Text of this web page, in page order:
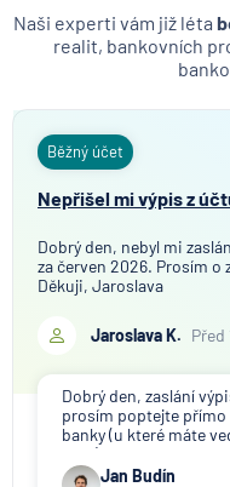
Naši experti vám již léta
realit, bankovních
Běžný účet
Nepřišel mi výpis z
Dobrý den, nebyl mi
za červen 2026. Prosím o
Děkuji, Jaroslava
Jaroslava K. Před
Dobrý den, zaslání
prosím poptejte přímo
banky (u které máte
účet).
Jan Budín